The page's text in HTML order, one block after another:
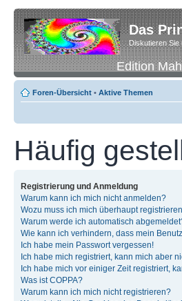
Das
Diskutieren Sie
Edition
Foren-Übersicht • Aktive Themen
Häufig
Registrierung und Anmeldung
Warum kann ich mich nicht anmelden?
Wozu muss ich mich überhaupt
Warum werde ich automatisch
Wie kann ich verhindern, dass mein
Ich habe mein Passwort vergessen!
Ich habe mich registriert, kann mich aber
Ich habe mich vor einiger Zeit registriert,
Was ist COPPA?
Warum kann ich mich nicht registrieren?